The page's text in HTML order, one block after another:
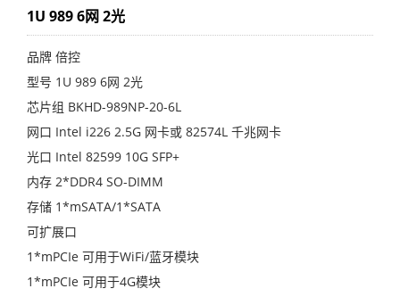
1U 989 6网 2光
品牌 倍控
型号 1U 989 6网 2光
芯片组 BKHD-989NP-20-6L
网口 Intel i226 2.5G 网卡或 82574L 千兆网卡
光口 Intel 82599 10G SFP+
内存 2*DDR4 SO-DIMM
存储 1*mSATA/1*SATA
可扩展口
1*mPCIe 可用于WiFi/蓝牙模块
1*mPCIe 可用于4G模块